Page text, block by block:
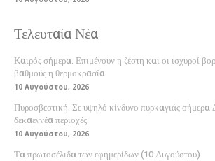
Τελευταία Νέα
Καιρός σήμερα: Επιμένουν η ζέστη και οι ισχυροί
βαθμούς η θερμοκρασία
10 Αυγούστου, 2026
Πυροσβεστική: Σε υψηλό κίνδυνο πυρκαγιάς
δεκαεννέα περιοχές
10 Αυγούστου, 2026
Τα πρωτοσέλιδα των εφημερίδων (10 Αυγούστου)